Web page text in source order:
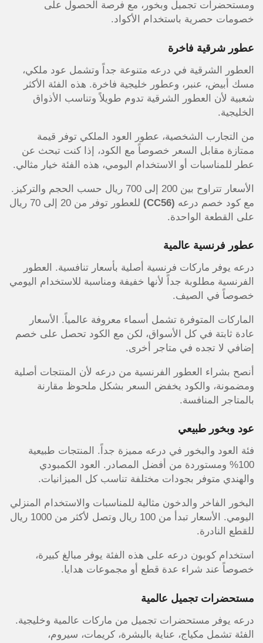
ومستحضرات تجميل وبخور، مع فرصة الحصول على
خصومات حصرية باستخدام الأكواد.
عطور شرقية فاخرة
العطور الشرقية في درعه متنوعة جداً وتشمل عود ملكي،
مسك أبيض، عنبر، وعطور خليجية فاخرة. هذه الفئة الأكثر
شعبية لأن العطور الشرقية تدوم طويلاً وتناسب الأذواق
الخليجية.
من التجارب الشخصية، عطور العود الملكي توفر قيمة
ممتازة مقابل السعر خصوصاً مع الكود، إذا كنت تبحث عن
عطر للمناسبات أو الاستخدام اليومي، هذه الفئة خيار مثالي.
الأسعار تتراوح بين 200 إلى 700 ريال حسب الحجم والتركيز.
مع كود خصم درعه (CC56)
للعطور توفر من 20 إلى 70 ريال
على القطعة الواحدة.
عطور فرنسية عالمية
درعه يوفر ماركات فرنسية أصلية بأسعار تنافسية. العطور
الفرنسية مطلوبة جداً لأنها خفيفة ومناسبة للاستخدام اليومي
خصوصاً في الصيف.
الماركات المتوفرة تشمل أسماء معروفة عالمياً. الأسعار
عادة ثابتة في كل الأسواق، لكن مع الكود تحصل على خصم
إضافي لا تجده في متاجر أخرى.
أنصح بشراء العطور الفرنسية من درعه لأن المنتجات أصلية
ومضمونة، والكود يخفض السعر بشكل ملحوظ مقارنة
بالمتاجر المنافسة.
عود وبخور طبيعي
فئة العود والبخور في درعه مميزة جداً. المنتجات طبيعية
100% ومستوردة من أفضل المصادر. العود الكمبودي
والهندي متوفر بجودات مختلفة تناسب كل الميزانيات.
البخور الفاخر والدخون مثالية للمناسبات والاستخدام المنزلي
اليومي. الأسعار تبدأ من 100 ريال وتصل لأكثر من 1000 ريال
للقطع النادرة.
استخدام كوبون درعه على هذه الفئة يوفر مبالغ كبيرة،
خصوصاً عند شراء عدة قطع أو مجموعات هدايا.
مستحضرات تجميل عالمية
درعه يوفر مستحضرات تجميل من ماركات عالمية وخليجية.
الفئة تشمل مكياج، عناية بالبشرة، كريمات، سيروم،